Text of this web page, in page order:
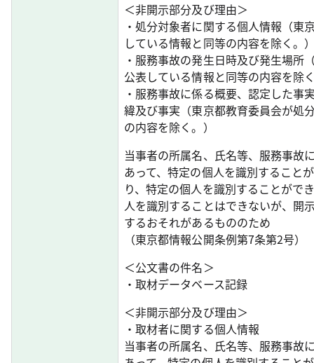
＜非開示部分及び理由＞
・処分対象者に関する個人情報（東
している情報と同等の内容を除く。
・服務事故の発生日時及び発生場所
公表している情報と同等の内容を除
・服務事故に係る概要、認定した事
緯及び事実（東京都教育委員会が処
の内容を除く。）
当事者の所属名、氏名等、服務事故
あって、特定の個人を識別すること
り、特定の個人を識別することがで
人を識別することはできないが、開
するおそれがあるもののため
（東京都情報公開条例第7条第2号）
＜公文書の件名＞
・取材データベース記録
＜非開示部分及び理由＞
・取材者に関する個人情報
当事者の所属名、氏名等、服務事故